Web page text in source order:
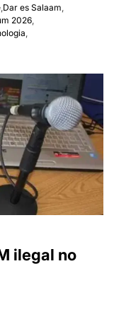
,Dar es Salaam,
2026,
,
ilegal no